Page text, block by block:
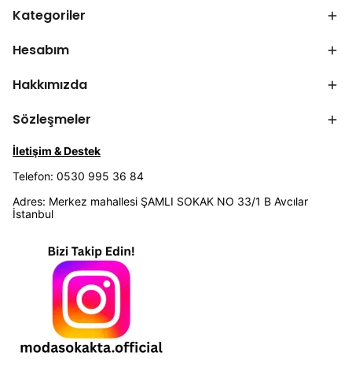
Kategoriler
Hesabım
Hakkımızda
Sözleşmeler
İletişim & Destek
Telefon: 0530 995 36 84
Adres: Merkez mahallesi ŞAMLI SOKAK NO 33/1 B Avcılar
İstanbul